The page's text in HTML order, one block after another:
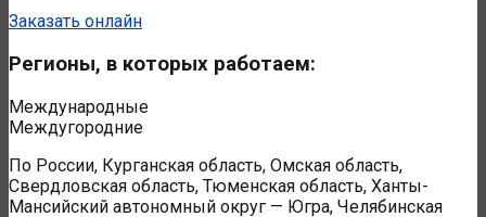
Заказать онлайн
Регионы, в которых работаем:
Международные
Междугородние
По России, Курганская область, Омская область,
Свердловская область, Тюменская область, Ханты-
Мансийский автономный округ — Югра, Челябинская